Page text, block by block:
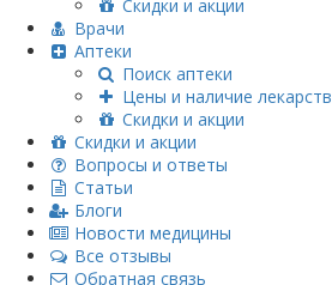
Скидки и акции
Врачи
Аптеки
Поиск аптеки
Цены и наличие лекарств
Скидки и акции
Скидки и акции
Вопросы и ответы
Статьи
Блоги
Новости медицины
Все отзывы
Обратная связь